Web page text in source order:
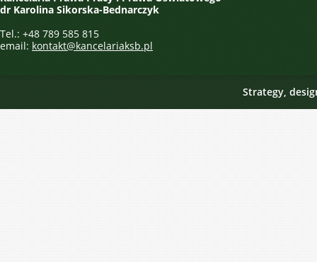
dr Karolina Sikorska-Bednarczyk
Tel.: +48 789 585 815
email: kontakt@kancelariaksb.pl
Strategy,